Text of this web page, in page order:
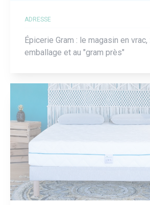
ADRESSE
Épicerie Gram : le magasin en vrac,
emballage et au "gram près"